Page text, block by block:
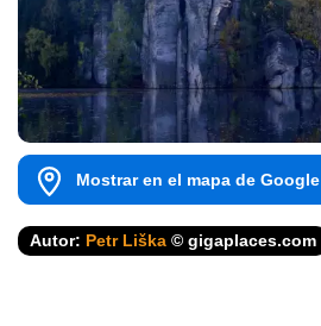
Mostrar en el mapa de Google
Autor: Petr Liška © gigaplaces.com